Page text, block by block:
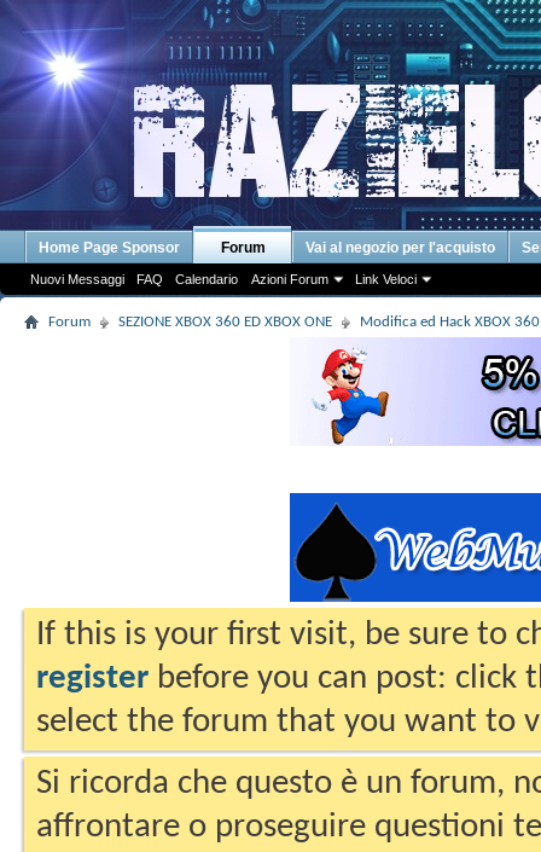
Home Page Sponsor Forum
Nuovi Messaggi FAQ Calendario Azioni Forum Link Veloci
Vai al negozio per l'acquisto
Forum SEZIONE XBOX 360 ED XBOX ONE Modifica ed Hack XBOX 360
If this is your first visit, be sure to
register before you can post: click
select the forum that you want to
Si ricorda che questo è un forum,
affrontare o proseguire questioni